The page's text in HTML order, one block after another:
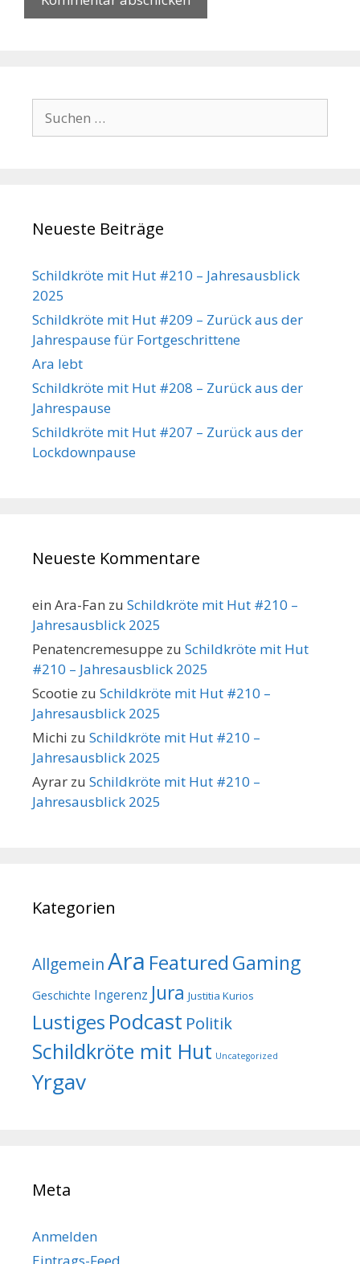
nach:
Neueste Beiträge
Schildkröte mit Hut #210 – Jahresausblick
2025
Schildkröte mit Hut #209 – Zurück aus der
Jahrespause für Fortgeschrittene
Ara lebt
Schildkröte mit Hut #208 – Zurück aus der
Jahrespause
Schildkröte mit Hut #207 – Zurück aus der
Lockdownpause
Neueste Kommentare
ein Ara-Fan zu Schildkröte mit Hut #210 –
Jahresausblick 2025
Penatencremesuppe zu Schildkröte mit Hut
#210 – Jahresausblick 2025
Scootie zu Schildkröte mit Hut #210 –
Jahresausblick 2025
Michi zu Schildkröte mit Hut #210 –
Jahresausblick 2025
Ayrar zu Schildkröte mit Hut #210 –
Jahresausblick 2025
Kategorien
AllgemeinAra Featured Gaming
Geschichte Ingerenz Jura Justitia Kurios
Lustiges Podcast Politik
Schildkröte mit Hut Uncategorized
Yrgav
Meta
Anmelden